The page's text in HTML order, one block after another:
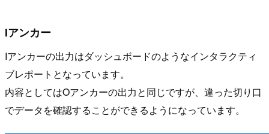
Iアンカー
Iアンカーの出力はダッシュボードのようなインタラクティ
ブレポートとなっています。
内容としてはOアンカーの出力と同じですが、違った切り口
でデータを確認することができるようになっています。